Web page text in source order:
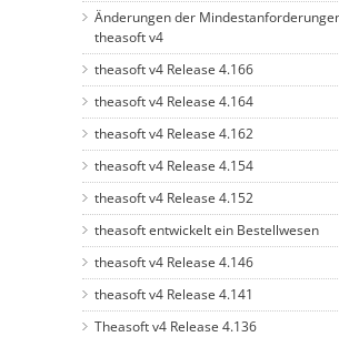
Änderungen der
theasoft v4
theasoft v4 Release 4.166
theasoft v4 Release 4.164
theasoft v4 Release 4.162
theasoft v4 Release 4.154
theasoft v4 Release 4.152
theasoft entwickelt ein Bestellwesen
theasoft v4 Release 4.146
theasoft v4 Release 4.141
Theasoft v4 Release 4.136